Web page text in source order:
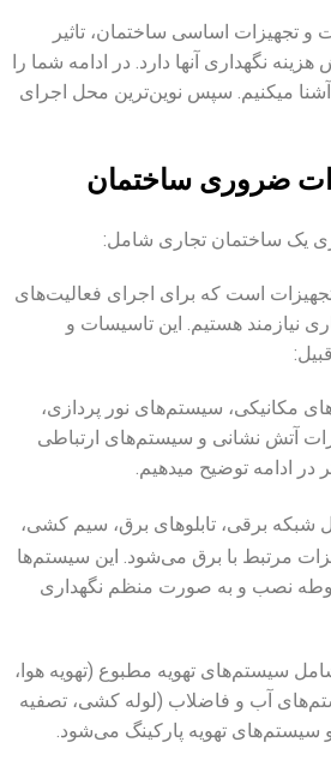
و تجهیزات اساسی ساختمان، تاثیر
نگهداری آنها دارد. در ادامه شما را
میکنیم. سپس نوین‌ترین محل اجرای
ضروری ساختمان
یک ساختمان تجاری شامل:
است که برای اجرای فعالیت‌های
نیازمند هستیم. این تاسیسات و
مکانیکی، سیستم‌های نور پردازی،
آتش ‌نشانی و سیستم‌های ارتباطی
در ادامه توضیح میدهیم.
شبکه برقی، تابلوهای برق، سیم‌ کشی،
مرتبط با برق می‌شود. این سیستم‌ها
نصب و به صورت منظم نگهداری
سیستم‌های تهویه مطبوع (تهویه هوا،
آب و فاضلاب (لوله‌ کشی، تصفیه
تهویه پارکینگ می‌شود.